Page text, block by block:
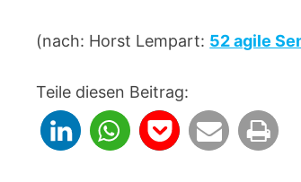
(nach: Horst Lempart: 52 agile
Teile diesen Beitrag: